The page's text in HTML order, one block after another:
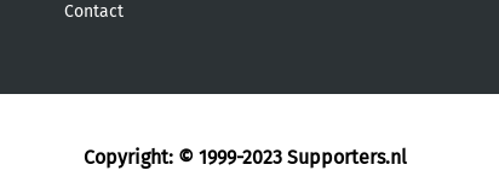
Contact
Copyright: © 1999-2023 Supporters.nl